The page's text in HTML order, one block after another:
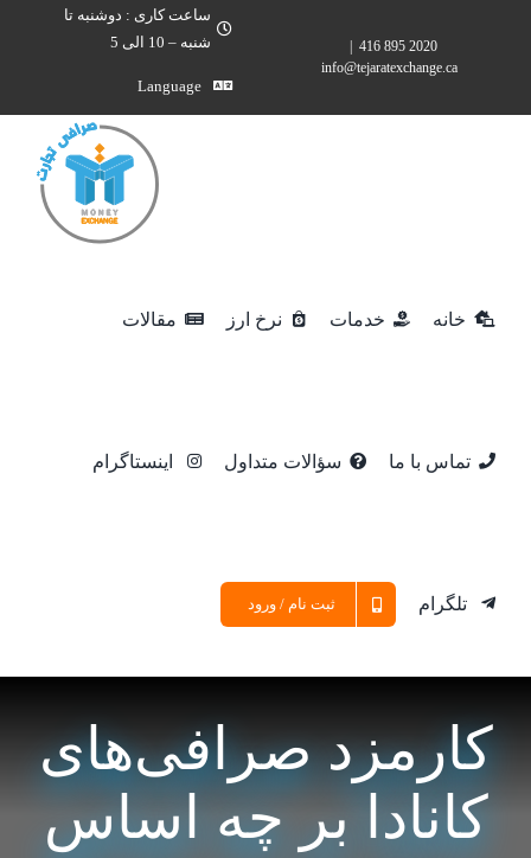
2020 895 416
|
info@tejaratexchange.ca
ساعت کاری : دوشنبه تا
شنبه – 10 الی 5
Language
خانه خدمات نرخ ارز مقالات
تماس با ما سؤالات متداول اینستاگرام
تلگرام ثبت نام / ورود
کارمزد صرافی‌های
کانادا بر چه اساس